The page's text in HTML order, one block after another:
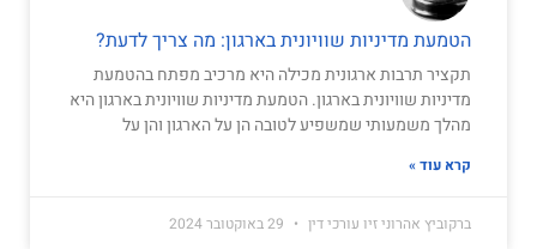
הטמעת מדיניות שוויונית בארגון: מה צריך לדעת?
תקציר תרבות ארגונית מכילה היא מרכיב מפתח בהטמעת
מדיניות שוויונית בארגון. הטמעת מדיניות שוויונית בארגון היא
מהלך משמעותי שמשפיע לטובה הן על הארגון והן על
קרא עוד »
ברקוביץ אהרוני זיו עורכי דין